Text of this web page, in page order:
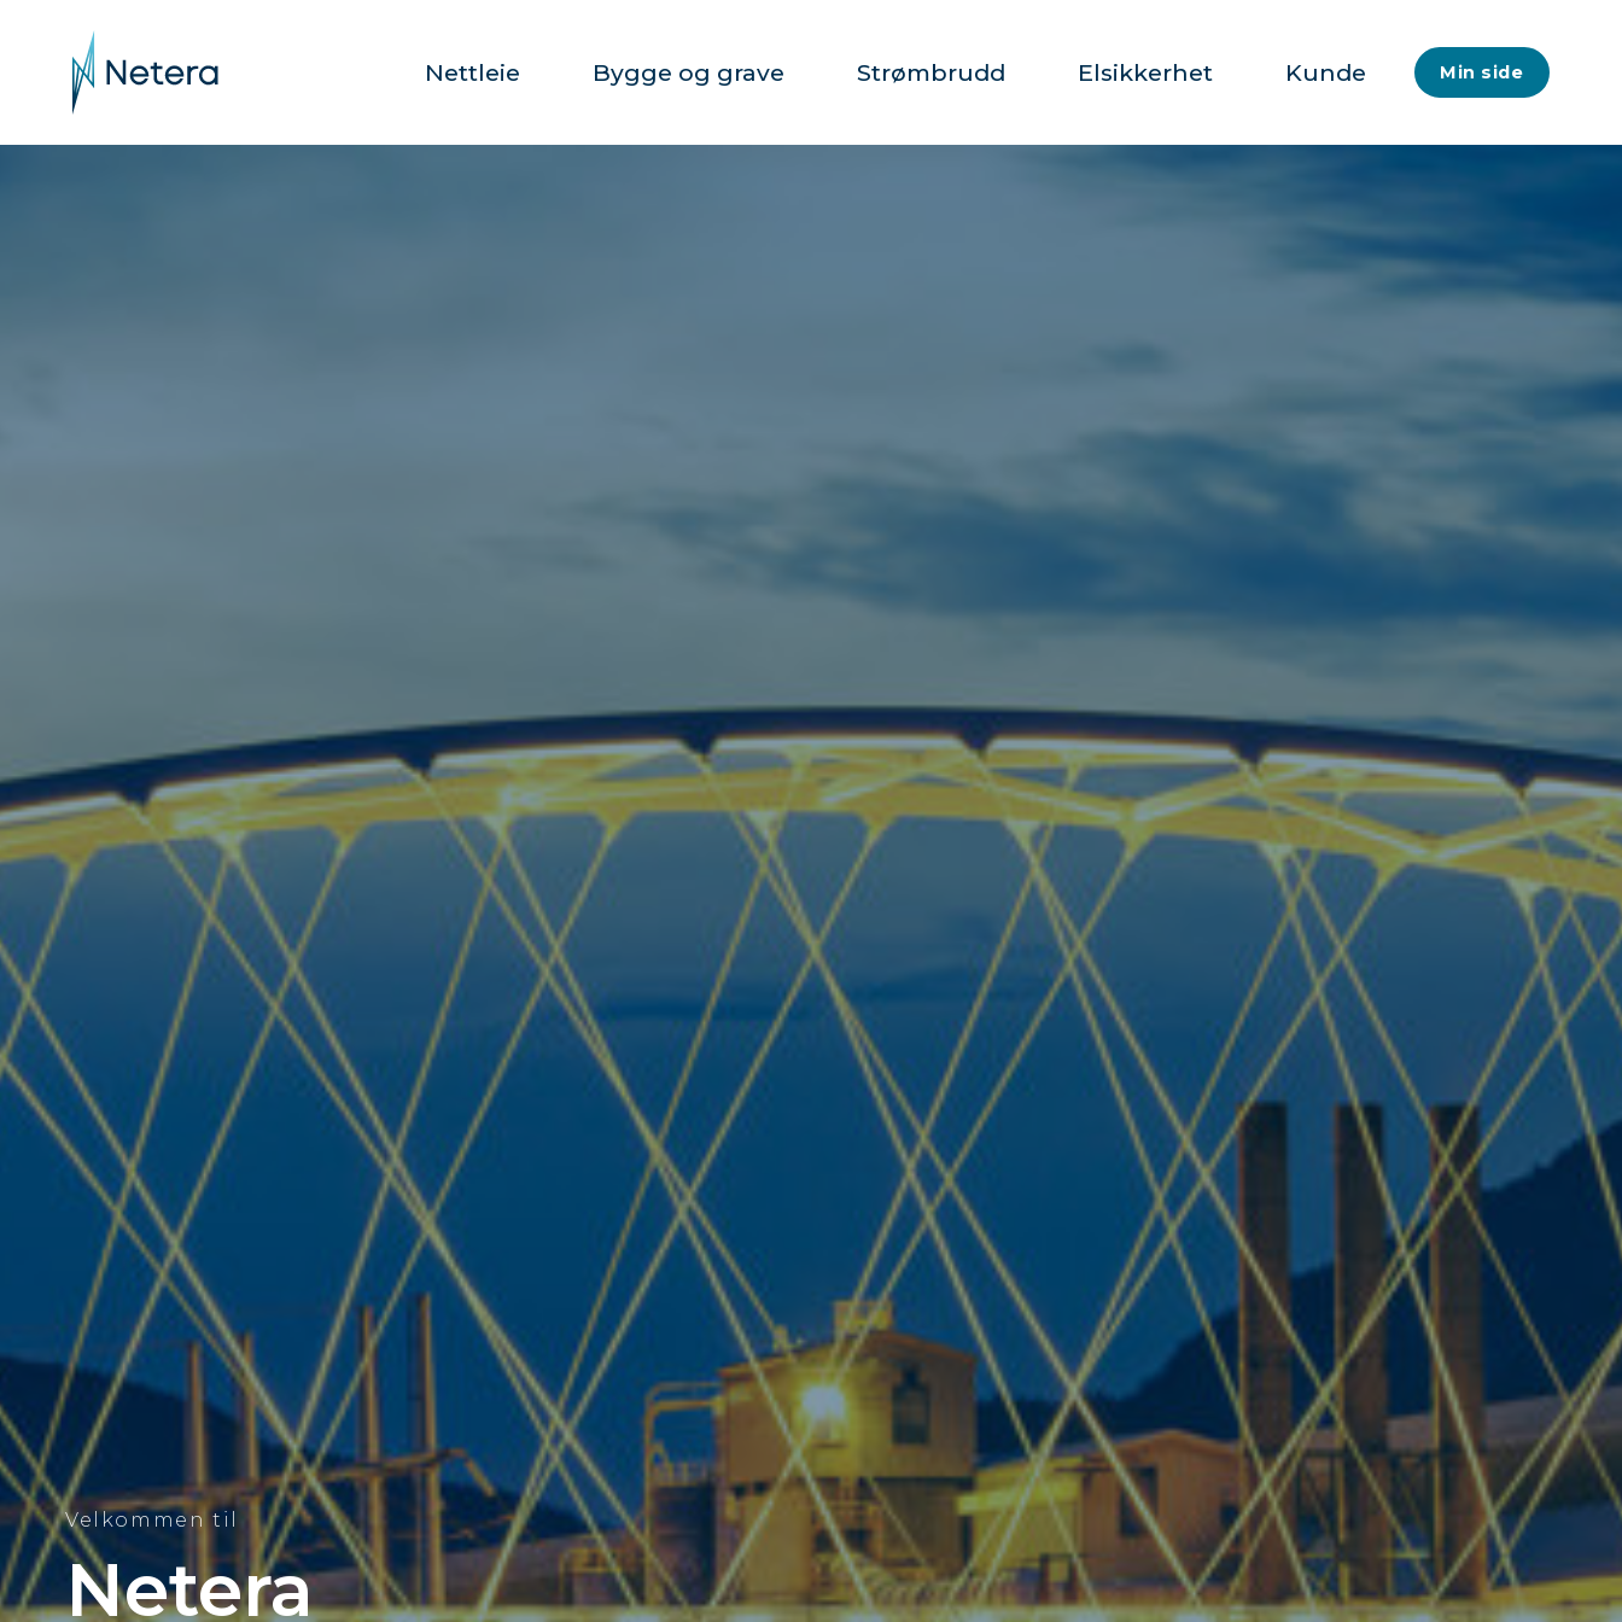
Nettleie Bygge og grave Strømbrudd Elsikkerhet Kunde Min side
Velkommen til
Netera